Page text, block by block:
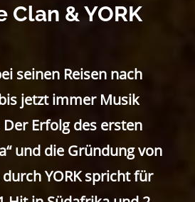
Clan & YORK
seinen Reisen nach
jetzt immer Musik
Erfolg des ersten
und die Gründung von
YORK spricht für